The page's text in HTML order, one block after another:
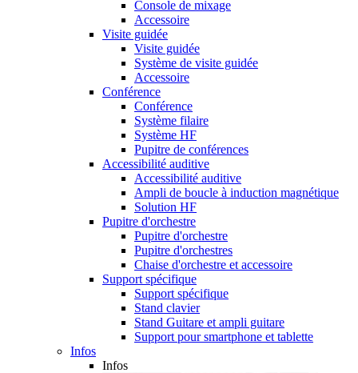
Console de mixage
Accessoire
Visite guidée
Visite guidée
Système de visite guidée
Accessoire
Conférence
Conférence
Système filaire
Système HF
Pupitre de conférences
Accessibilité auditive
Accessibilité auditive
Ampli de boucle à induction magnétique
Solution HF
Pupitre d'orchestre
Pupitre d'orchestre
Pupitre d'orchestres
Chaise d'orchestre et accessoire
Support spécifique
Support spécifique
Stand clavier
Stand Guitare et ampli guitare
Support pour smartphone et tablette
Infos
Infos